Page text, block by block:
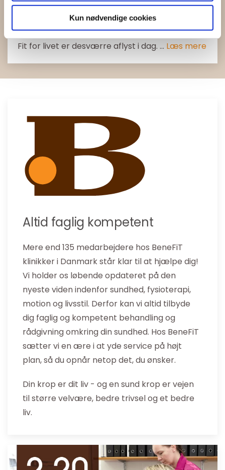
Kun nødvendige cookies
Dato: 19-05-2025 05:20
Fit for livet er desværre aflyst i dag. ... Læs mere
Altid faglig kompetent
Mere end 135 medarbejdere hos BeneFiT
klinikker i Danmark står klar til at hjælpe dig!
Vi holder os løbende opdateret på den
nyeste viden indenfor sundhed, fysioterapi,
motion og livsstil. Derfor kan vi altid tilbyde
dig faglig og kompetent behandling og
rådgivning omkring din sundhed. Hos BeneFiT
sætter vi en ære i at yde service på højt
plan, så du opnår netop det, du ønsker.
Din krop er dit liv - og en sund krop er vejen
til større velvære, bedre trivsel og et bedre
liv.